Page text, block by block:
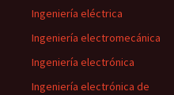
Ingeniería eléctrica
Ingeniería electromecánica
Ingeniería electrónica
Ingeniería electrónica de